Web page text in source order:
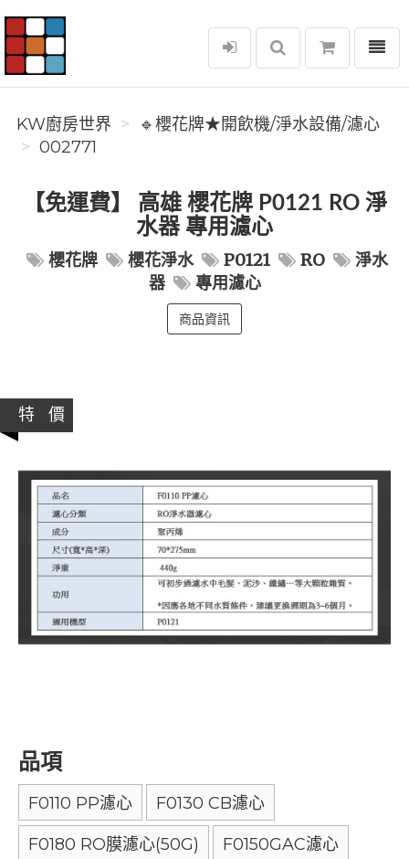
KW廚房世界
選單
KW廚房世界
🔹櫻花牌★開飲機/淨水設備/濾心
002771
【免運費】 高雄 櫻花牌 P0121 RO 淨
水器 專用濾心
櫻花牌 櫻花淨水 P0121 RO
淨水
器
專用濾心
商品資訊
特 價
品項
F0110 PP濾心 F0130 CB濾心
F0180 RO膜濾心(50G) F0150GAC濾心